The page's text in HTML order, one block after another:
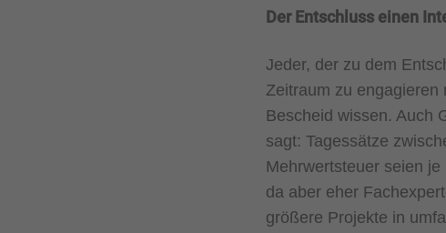
Der Entschluss einen
Jeder, der zu dem
Zeitraum zu engagieren
Bescheid wissen. Auch
sagt: Tagessätze
Mehrwertsteuer seien
da aber eher
größere Projekte in